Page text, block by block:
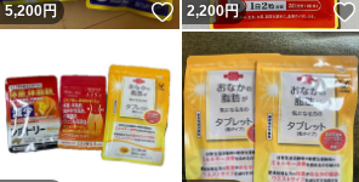
5,200円 いいね！
2,200円